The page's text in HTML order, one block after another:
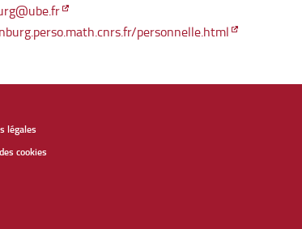
personnelle.html
légales
cookies